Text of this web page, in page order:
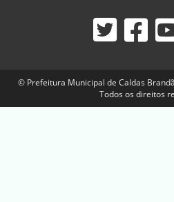
© Prefeitura Municipal de Caldas
Todos os direitos